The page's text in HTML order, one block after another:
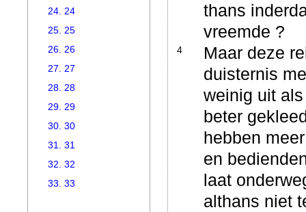
thans
vreemde ?
4
Maar deze
duisternis
weinig uit
beter
hebben
en
laat
althans niet
24. 24
25. 25
26. 26
27. 27
28. 28
29. 29
30. 30
31. 31
32. 32
33. 33